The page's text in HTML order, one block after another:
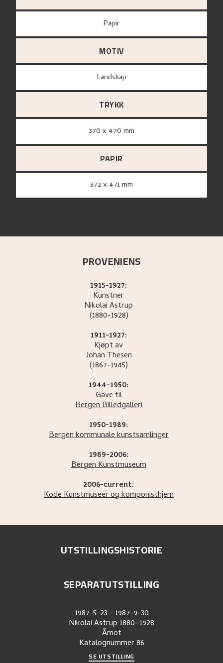
papir
MOTIV
Landskap
TRYKK
370 x 470 mm
PAPIR
372 x 471 mm
PROVENIENS
1915-1927:
Kunstner
NikolaiAstrup
(1880-1928)
1911-1927:
Kjøpt av
Johan Thesen
(1867-1945)
1944-1950:
Gave til
Bergen Billedgalleri
1950-1989:
Bergen kommunale kunstsamlinger
1989-2006:
Bergen Kunstmuseum
2006-current:
Kode Kunstmuseer og komponisthjem
UTSTILLINGSHISTORIE
SEPARATUTSTILLING
1987-5-23- 1987-9-30
Nikolai Astrup 1880–1928
Åmot
Katalognummer86
SE UTSTILLING